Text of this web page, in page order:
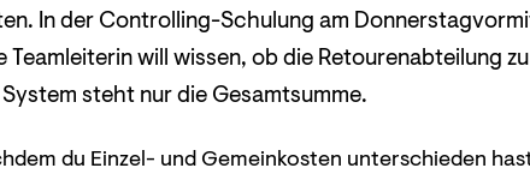
In der Controlling-Schulung am
Teamleiterin will wissen, ob die Retourenabteilung
steht nur die Gesamtsumme.
du Einzel- und Gemeinkosten unterschieden